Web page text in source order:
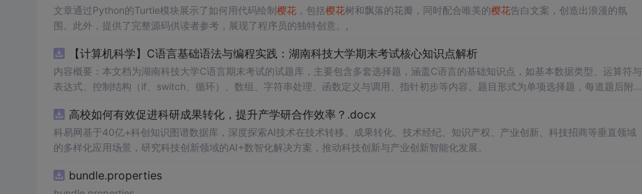
文章通过Python的Turtle模块展示了如何用代码绘制樱花，包括樱花树和飘落的花瓣，同时配合唯美的樱花告白文案，创造出浪漫的氛
围。此外，提供了完整源码供读者参考，展现了程序员的独特创意。,
【计算机科学】C语言基础语法与编程实践：湖南科技大学期末考试核心知识点解析
内容概要：本文档为湖南科技大学C语言期末考试的试题库，主要包含多套选择题，涵盖C语言的基础知识点，如基本数据类型、运算符与
表达式、控制结构（if、switch、循环）、数组、字符串处理、函数定义与调用、指针初步等内容。题目形式为单项选择题，每道题后附有
程的学生，特别是准备期末考试或需要强化基础知识的初学者。; 使用场景及目标：①用于考前复习，检验对C语言核心概念的掌握程度；
②辅助教师出题或课堂教学练习；③通过反复练习提高编程思维与代码逻辑分析能力。; 阅读建议：建议结合教材和上机实践进行练习，
重点关注易错题和涉及复杂逻辑控制的题目，理解每道题背后的程序执行流程，以达到真正掌握语言特性的目的。
高校如何有效促进科研成果转化，提升产学研合作效率？.docx
科易网基于40亿+科创知识图谱数据库，深度探索AI技术在技术转移、成果转化、技术经纪、知识产权、产业创新、科技招商等垂直领域
的多样化应用场景，研究科技创新领域的AI+数智化解决方案，推动科技创新与产业创新智能化发展。
bundle.properties